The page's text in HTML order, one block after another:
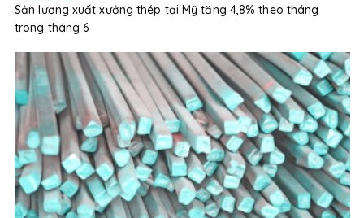
Sản lượng xuất xưởng thép tại Mỹ tăng 4,8% theo tháng
trong tháng 6